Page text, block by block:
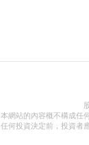
本網站的內容概不構成任
任何投資決定前，投資者